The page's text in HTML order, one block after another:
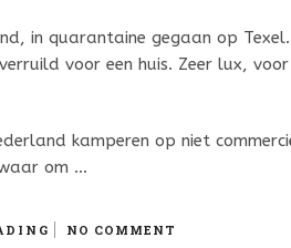
in quarantaine gegaan op
voor een huis. Zeer lux,
kamperen op niet
om …
NO COMMENT